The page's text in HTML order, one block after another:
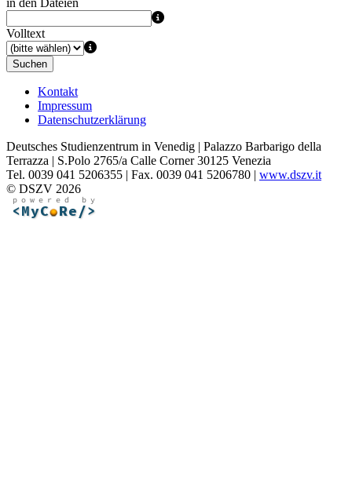
Volltext
Suchen
Kontakt
Impressum
Datenschutzerklärung
Deutsches Studienzentrum in Venedig | Palazzo Barbarigo della
Terrazza | S.Polo 2765/a Calle Corner 30125 Venezia
Tel. 0039 041 5206355 | Fax. 0039 041 5206780 | www.dszv.it
© DSZV 2026